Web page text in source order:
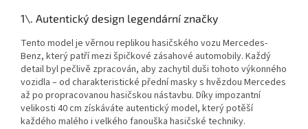
1\. Autentický design legendární značky
Tento model je věrnou replikou hasičského vozu Mercedes-
Benz, který patří mezi špičkové zásahové automobily. Každý
detail byl pečlivě zpracován, aby zachytil duši tohoto výkonného
vozidla – od charakteristické přední masky s hvězdou Mercedes
až po propracovanou hasičskou nástavbu. Díky impozantní
velikosti 40 cm získáváte autentický model, který potěší
každého malého i velkého fanouška hasičské techniky.